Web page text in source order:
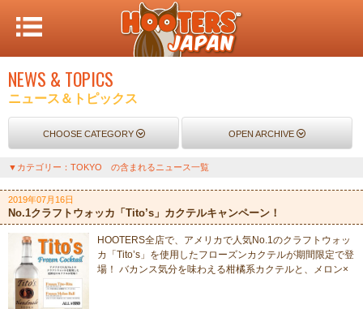
NEWS & TOPICS
ニュース＆トピックス
CHOOSE CATEGORY OPEN ARCHIVE
▼カテゴリー：TOKYO の含まれるニュース一覧
2019年07月16日
No.1クラフトウォッカ「Tito’s」カクテルキャンペーン！
HOOTERS全店で、アメリカで人気No.1のクラフトウォッ
カ「Tito’s」を使用したフローズンカクテルが期間限定で登
場！ バカンス気分を味わえる柑橘系カクテルと、メロン×